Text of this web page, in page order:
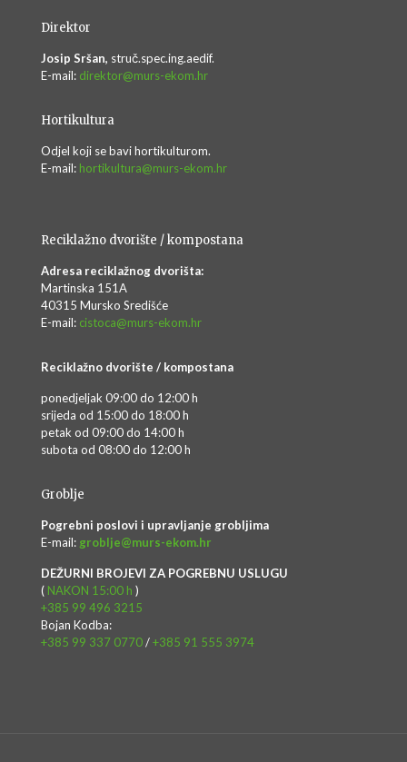
Direktor
Josip Sršan, struč.spec.ing.aedif.
E-mail: direktor@murs-ekom.hr
Hortikultura
Odjel koji se bavi hortikulturom.
E-mail: hortikultura@murs-ekom.hr
Reciklažno dvorište / kompostana
Adresa reciklažnog dvorišta:
Martinska 151A
40315 Mursko Središće
E-mail: cistoca@murs-ekom.hr
Reciklažno dvorište / kompostana
ponedjeljak 09:00 do 12:00 h
srijeda od 15:00 do 18:00 h
petak od 09:00 do 14:00 h
subota od 08:00 do 12:00 h
Groblje
Pogrebni poslovi i upravljanje grobljima
E-mail: groblje@murs-ekom.hr
DEŽURNI BROJEVI ZA POGREBNU USLUGU
( NAKON 15:00 h )
+385 99 496 3215
Bojan Kodba:
+385 99 337 0770/+385 91 555 3974